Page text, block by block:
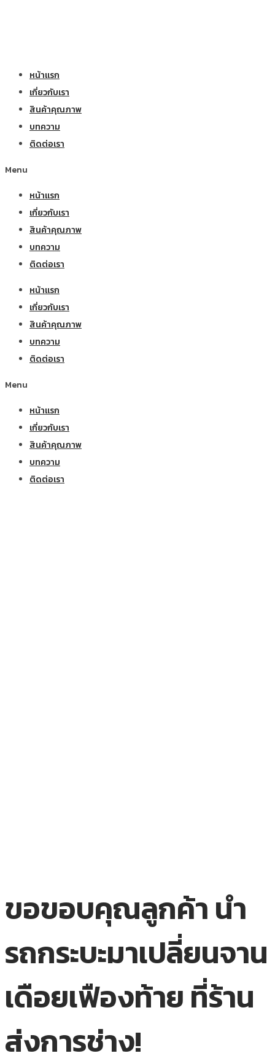
หน้าแรก
เกี่ยวกับเรา
สินค้าคุณภาพ
บทความ
ติดต่อเรา
Menu
หน้าแรก
เกี่ยวกับเรา
สินค้าคุณภาพ
บทความ
ติดต่อเรา
หน้าแรก
เกี่ยวกับเรา
สินค้าคุณภาพ
บทความ
ติดต่อเรา
Menu
หน้าแรก
เกี่ยวกับเรา
สินค้าคุณภาพ
บทความ
ติดต่อเรา
ขอขอบคุณลูกค้า นำ
รถกระบะมาเปลี่ยนจาน
เดือยเฟืองท้าย ที่ร้าน
ส่งการช่าง!